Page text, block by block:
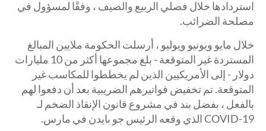
استردادها خلال فصلي الربيع والصيف ، وفقًا لمسؤول في
مصلحة الضرائب.
خلال مايو ويونيو ويوليو ، أرسلت الحكومة ملايين المبالغ
المستردة غير المتوقعة - بلغ مجموعها أكثر من 10 مليارات
دولار - إلى الأمريكيين الذين لم يخططوا للمكاسب غير
المتوقعة. تم تخفيض فواتيرهم الضريبية بعد أن دفعوا لهم
بالفعل ، بفضل بند في مشروع قانون الإنقاذ الضخم لـ
COVID-19 الذي وقعه الرئيس جو بايدن في مارس.